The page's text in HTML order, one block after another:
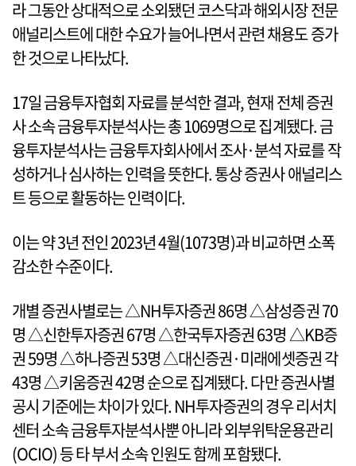
라 그동안 상대적으로 소외됐던 코스닥과 해외시장 전문
애널리스트에 대한 수요가 늘어나면서 관련 채용도 증가
한 것으로 나타났다.
17일 금융투자협회 자료를 분석한 결과, 현재 전체 증권
사 소속 금융투자분석사는 총 1069명으로 집계됐다. 금
융투자분석사는 금융투자회사에서 조사·분석 자료를 작
성하거나 심사하는 인력을 뜻한다. 통상 증권사 애널리스
트 등으로 활동하는 인력이다.
이는 약 3년 전인 2023년 4월(1073명)과 비교하면 소폭
감소한 수준이다.
개별 증권사별로는 △NH투자증권 86명 △삼성증권 70
명 △신한투자증권 67명 △한국투자증권 63명 △KB증
권 59명 △하나증권 53명 △대신증권·미래에셋증권 각
43명 △키움증권 42명 순으로 집계됐다. 다만 증권사별
공시 기준에는 차이가 있다. NH투자증권의 경우 리서치
센터 소속 금융투자분석사뿐 아니라 외부위탁운용관리
(OCIO) 등 타 부서 소속 인원도 함께 포함됐다.